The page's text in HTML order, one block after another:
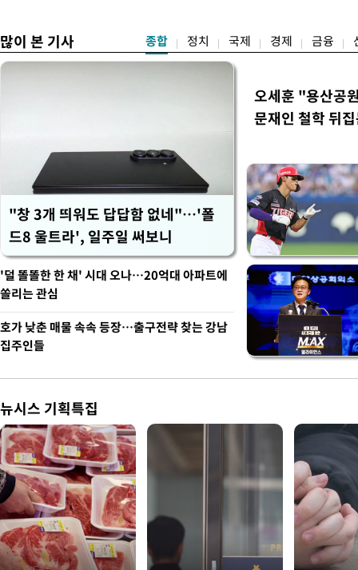
많이 본 기사 종합 정치 국제 경제 금융
"창 3개 띄워도 답답함 없네"…'폴
드8 울트라', 일주일 써보니
오세훈 "용산공
문재인 철학 뒤
'덜 똘똘한 한 채' 시대 오나…20억대 아파트에
쏠리는 관심
호가 낮춘 매물 속속 등장…출구전략 찾는 강남
집주인들
뉴시스 기획특집